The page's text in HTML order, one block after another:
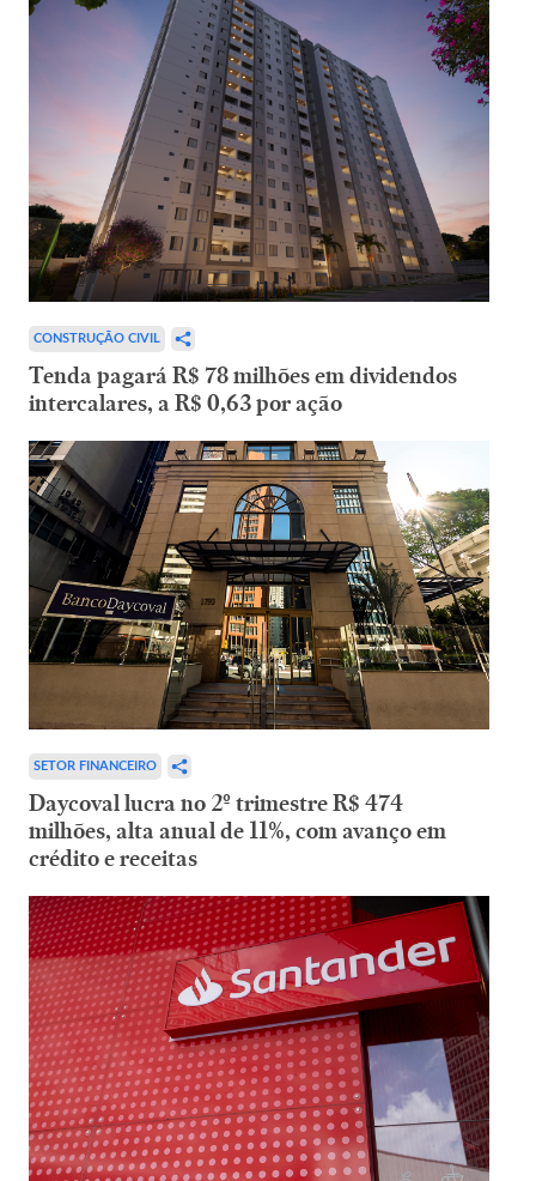
CONSTRUÇÃO CIVIL
Tenda pagará R$ 78 milhões em dividendos
intercalares, a R$ 0,63 por ação
SETOR FINANCEIRO
Daycoval lucra no 2º trimestre R$ 474
milhões, alta anual de 11%, com avanço em
crédito e receitas